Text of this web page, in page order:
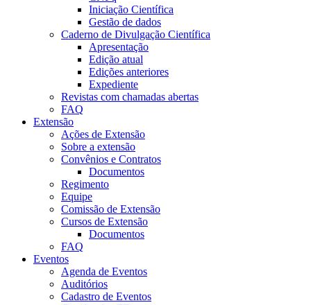
Iniciação Científica
Gestão de dados
Caderno de Divulgação Científica
Apresentação
Edição atual
Edições anteriores
Expediente
Revistas com chamadas abertas
FAQ
Extensão
Ações de Extensão
Sobre a extensão
Convênios e Contratos
Documentos
Regimento
Equipe
Comissão de Extensão
Cursos de Extensão
Documentos
FAQ
Eventos
Agenda de Eventos
Auditórios
Cadastro de Eventos